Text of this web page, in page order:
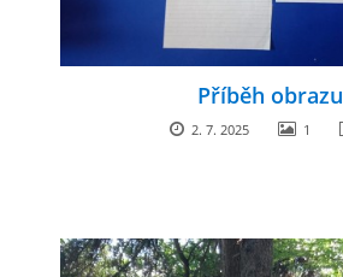
ŠKOLNÍ PORADENSKÉ PRACOVIŠTĚ
NEPOTŘEBNÝ MAJETEK
Příběh obrazu
2. 7. 2025 1